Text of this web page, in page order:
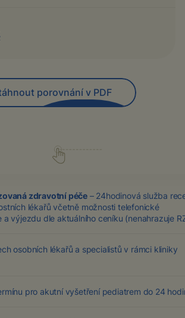
porovnání v PDF
zdravotní péče – 24hodinová služba
lékařů včetně možnosti telefonické
a výjezdu dle aktuálního ceníku (nenahrazuje
osobních lékařů a specialistů v rámci kliniky
pro akutní vyšetření pediatrem do 24